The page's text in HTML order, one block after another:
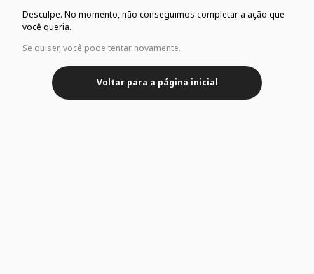
Desculpe. No momento, não conseguimos completar a ação que
você queria.
Se quiser, você pode tentar novamente.
Voltar para a página inicial